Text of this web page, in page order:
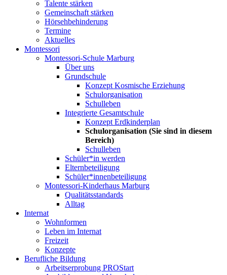
Talente stärken
Gemeinschaft stärken
Hörsehbehinderung
Termine
Aktuelles
Montessori
Montessori-Schule Marburg
Über uns
Grundschule
Konzept Kosmische Erziehung
Schulorganisation
Schulleben
Integrierte Gesamtschule
Konzept Erdkinderplan
Schulorganisation (Sie sind in diesem
Bereich)
Schulleben
Schüler*in werden
Elternbeteiligung
Schüler*innenbeteiligung
Montessori-Kinderhaus Marburg
Qualitätsstandards
Alltag
Internat
Wohnformen
Leben im Internat
Freizeit
Konzepte
Berufliche Bildung
Arbeitserprobung PROStart